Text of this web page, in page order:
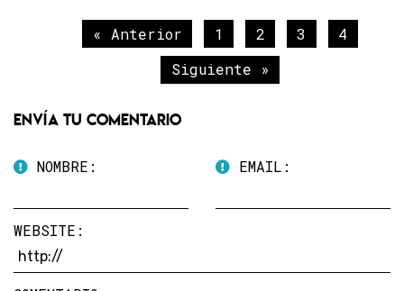
« Anterior 1 2 3
4
Siguiente »
Envía tu comentario
NOMBRE: EMAIL:
WEBSITE: